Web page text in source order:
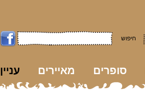
חיפוש
סופרים מאיירים עניין